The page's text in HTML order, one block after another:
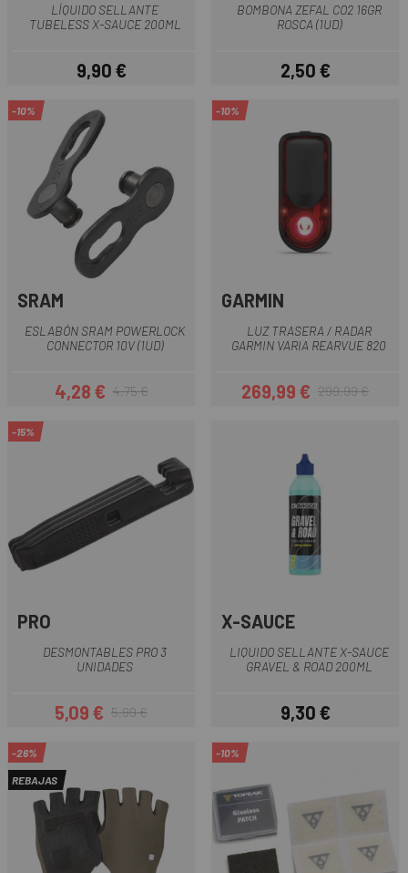
LÍQUIDO SELLANTE
TUBELESS X-SAUCE 200ML
Precio
9,90 €
BOMBONA ZEFAL CO2 16GR
ROSCA (1UD)
Precio
2,50 €
-10%
SRAM
ESLABÓN SRAM POWERLOCK
CONNECTOR 10V (1UD)
Precio
4,28 €Precio regular
4,75 €
-10%
GARMIN
LUZ TRASERA / RADAR
GARMIN VARIA REARVUE 820
Precio
269,99 €Precio regular
299,99 €
-15%
PRO
DESMONTABLES PRO 3
UNIDADES
Precio
5,09 €Precio regular
5,99 €
X-SAUCE
LIQUIDO SELLANTE X-SAUCE
GRAVEL & ROAD 200ML
Precio
9,30 €
-26%
REBAJAS
-10%